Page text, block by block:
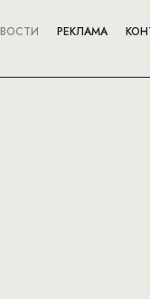
РЕКЛАМА